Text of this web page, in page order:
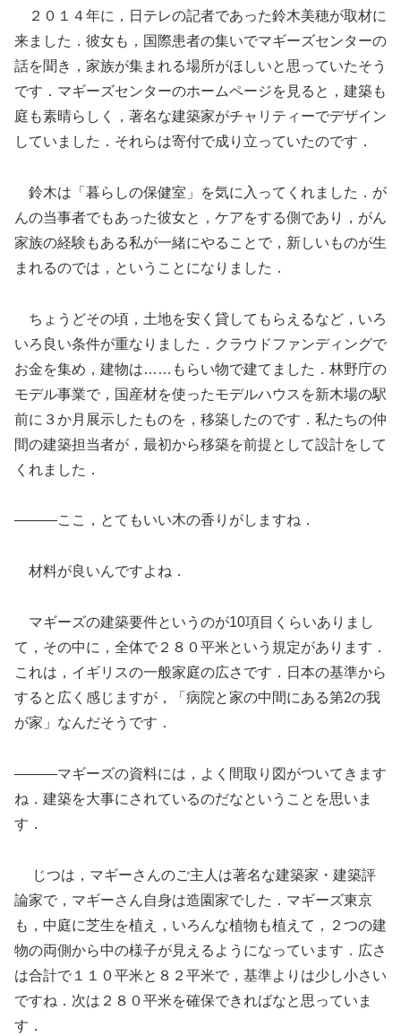
２０１４年に，日テレの記者であった鈴木美穂が取材に
来ました．彼女も，国際患者の集いでマギーズセンターの
話を聞き，家族が集まれる場所がほしいと思っていたそう
です．マギーズセンターのホームページを見ると，建築も
庭も素晴らしく，著名な建築家がチャリティーでデザイン
していました．それらは寄付で成り立っていたのです．
鈴木は「暮らしの保健室」を気に入ってくれました．が
んの当事者でもあった彼女と，ケアをする側であり，がん
家族の経験もある私が一緒にやることで，新しいものが生
まれるのでは，ということになりました．
ちょうどその頃，土地を安く貸してもらえるなど，いろ
いろ良い条件が重なりました．クラウドファンディングで
お金を集め，建物は……もらい物で建てました．林野庁の
モデル事業で，国産材を使ったモデルハウスを新木場の駅
前に３か月展示したものを，移築したのです．私たちの仲
間の建築担当者が，最初から移築を前提として設計をして
くれました．
―――ここ，とてもいい木の香りがしますね．
材料が良いんですよね．
マギーズの建築要件というのが10項目くらいありまし
て，その中に，全体で２８０平米という規定があります．
これは，イギリスの一般家庭の広さです．日本の基準から
すると広く感じますが，「病院と家の中間にある第2の我
が家」なんだそうです．
―――マギーズの資料には，よく間取り図がついてきます
ね．建築を大事にされているのだなということを思いま
す．
じつは，マギーさんのご主人は著名な建築家・建築評
論家で，マギーさん自身は造園家でした．マギーズ東京
も，中庭に芝生を植え，いろんな植物も植えて，２つの建
物の両側から中の様子が見えるようになっています．広さ
は合計で１１０平米と８２平米で，基準よりは少し小さい
ですね．次は２８０平米を確保できればなと思っていま
す．